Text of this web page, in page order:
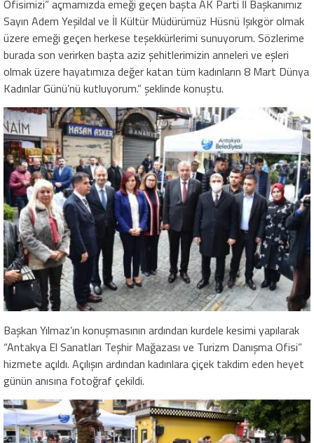
Ofisimizi” açmamızda emeği geçen başta AK Parti İl Başkanımız
Sayın Adem Yeşildal ve İl Kültür Müdürümüz Hüsnü Işıkgör olmak
üzere emeği geçen herkese teşekkürlerimi sunuyorum. Sözlerime
burada son verirken başta aziz şehitlerimizin anneleri ve eşleri
olmak üzere hayatımıza değer katan tüm kadınların 8 Mart Dünya
Kadınlar Günü’nü kutluyorum.” şeklinde konuştu.
Başkan Yılmaz’ın konuşmasının ardından kurdele kesimi yapılarak
“Antakya El Sanatları Teşhir Mağazası ve Turizm Danışma Ofisi”
hizmete açıldı. Açılışın ardından kadınlara çiçek takdim eden heyet
günün anısına fotoğraf çekildi.